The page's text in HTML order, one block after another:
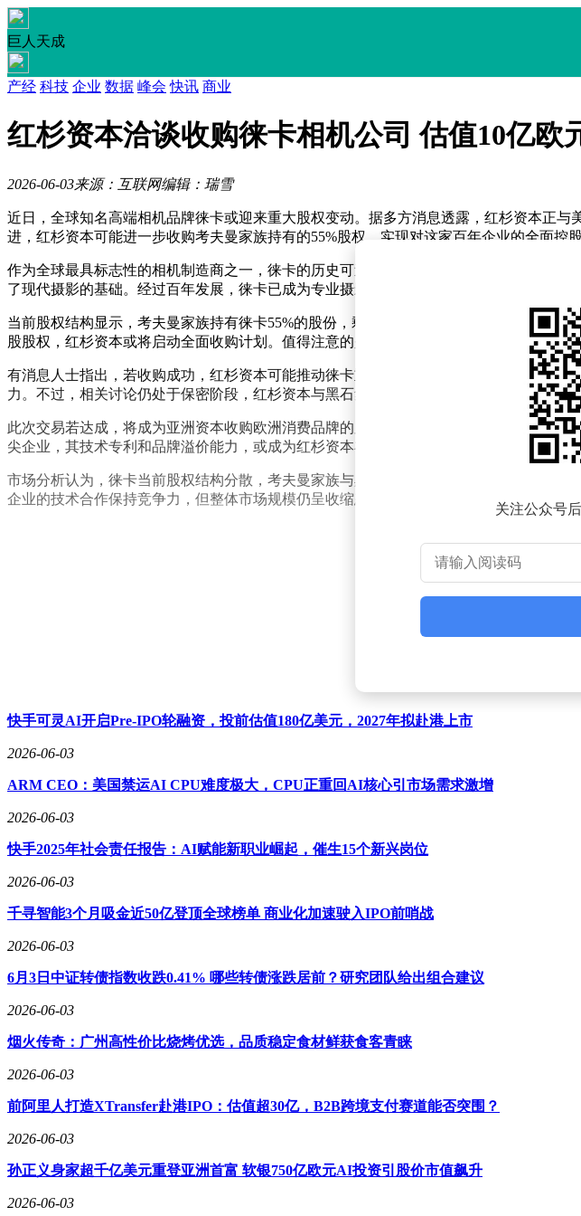
巨人天成
产经 科技 企业 数据 峰会 快讯 商业
红杉资本洽谈收购徕卡相机公司 估值10亿欧
2026-06-03来源：互联网编辑：瑞雪
近日，全球知名高端相机品牌徕卡或迎来重大股权变动。据多方消息透露，红杉资本正
进，红杉资本可能进一步收购考夫曼家族持有的55%股权，实现对这家百年企业的全面控股
作为全球最具标志性的相机制造商之一，徕卡的历史可追溯至19世纪。其前身Leitz公司
了现代摄影的基础。经过百年发展，徕卡已成为专业摄影领域和收藏市场的标杆品牌，其
当前股权结构显示，考夫曼家族持有徕卡55%的股份，剩余45%由黑石集团掌控。据知
股股权，红杉资本或将启动全面收购计划。值得注意的是，徕卡自2012年10月完成私有化
有消息人士指出，若收购成功，红杉资本可能推动徕卡重新上市。这一潜在动作引发市
力。不过，相关讨论仍处于保密阶段，红杉资本与黑石集团均未对传闻作出回应。
此次交易若达成，将成为亚洲资本收购欧洲消费品牌的又一标志性案例。近年来，红杉
尖企业，其技术专利和品牌溢价能力，或成为红杉资本布局全球消费市场的重要抓手。
市场分析认为，徕卡当前股权结构分散，考夫曼家族与黑石集团均未长期持有股权的记
企业的技术合作保持竞争力，但整体市场规模仍呈收缩态势。红杉资本的入局能否为这家
关注公众号
快手可灵AI开启Pre-IPO轮融资，投前估值180亿美元，2027年拟赴港上市
2026-06-03
ARM CEO：美国禁运AI CPU难度极大，CPU正重回AI核心引市场需求激增
2026-06-03
快手2025年社会责任报告：AI赋能新职业崛起，催生15个新兴岗位
2026-06-03
千寻智能3个月吸金近50亿登顶全球榜单 商业化加速驶入IPO前哨战
2026-06-03
6月3日中证转债指数收跌0.41% 哪些转债涨跌居前？研究团队给出组合建议
2026-06-03
烟火传奇：广州高性价比烧烤优选，品质稳定食材鲜获食客青睐
2026-06-03
前阿里人打造XTransfer赴港IPO：估值超30亿，B2B跨境支付赛道能否突围？
2026-06-03
孙正义身家超千亿美元重登亚洲首富 软银750亿欧元AI投资引股价市值飙升
2026-06-03